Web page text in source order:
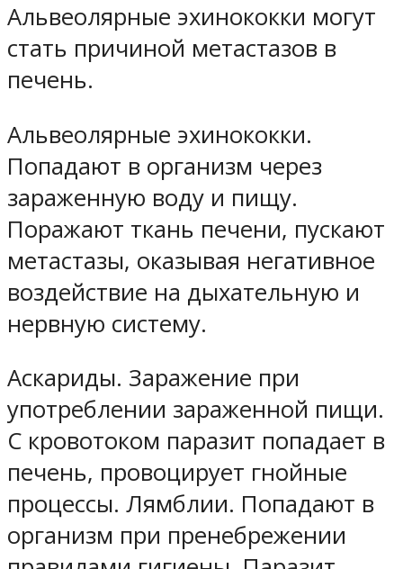
Альвеолярные эхинококки могут
стать причиной метастазов в
печень.
Альвеолярные эхинококки.
Попадают в организм через
зараженную воду и пищу.
Поражают ткань печени, пускают
метастазы, оказывая негативное
воздействие на дыхательную и
нервную систему.
Аскариды. Заражение при
употреблении зараженной пищи.
С кровотоком паразит попадает в
печень, провоцирует гнойные
процессы. Лямблии. Попадают в
организм при пренебрежении